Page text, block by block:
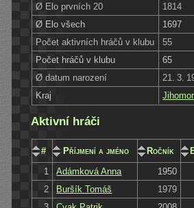
Ø Elo prvních 20
1814
Ø Elo všech
1697
Počet aktivních hráčů v klubu
55
Počet hráčů v klubu
65
Ø datum narození
21. 3.
Kraj
Aktivní hráči
# Příjmení a jméno Ročník
1
Adámková Anna
1950
2
Buršík Tomáš
1979